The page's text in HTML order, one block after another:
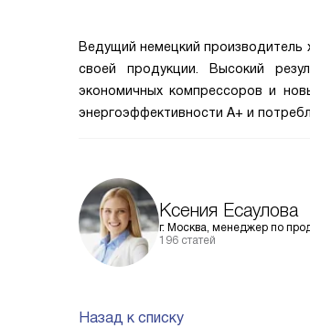
Ведущий немецкий производитель
своей продукции. Высокий
экономичных компрессоров и
энергоэффективности A+ и
Ксения Есаулова
г. Москва, менеджер по
196 статей
Назад к списку